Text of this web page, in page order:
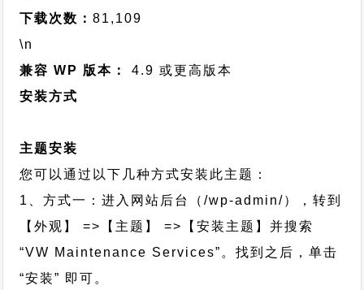
下载次数：81,109
\n
兼容 WP 版本：
4.9 或更高版本
安装方式
主题安装
您可以通过以下几种方式安装此主题：
1、方式一：进入网站后台（/wp-admin/），转到
【外观】 =>【主题】 =>【安装主题】并搜索
“VW Maintenance Services”。找到之后，单击
“安装” 即可。